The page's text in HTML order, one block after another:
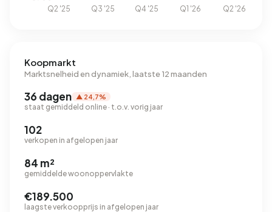
Koopmarkt
Marktsnelheid en dynamiek, laatste 12 maanden
36 dagen ▲ 24,7%
staat gemiddeld online · t.o.v. vorig jaar
102
verkopen in afgelopen jaar
84 m²
gemiddelde woonoppervlakte
€189.500
laagste verkoopprijs in afgelopen jaar